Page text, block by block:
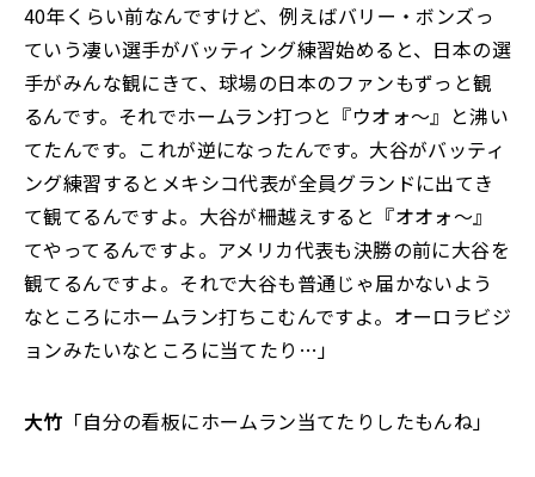
40年くらい前なんですけど、例えばバリー・ボンズっ
ていう凄い選手がバッティング練習始めると、日本の選
手がみんな観にきて、球場の日本のファンもずっと観
るんです。それでホームラン打つと『ウオォ～』と沸い
てたんです。これが逆になったんです。大谷がバッティ
ング練習するとメキシコ代表が全員グランドに出てき
て観てるんですよ。大谷が柵越えすると『オオォ～』
てやってるんですよ。アメリカ代表も決勝の前に大谷を
観てるんですよ。それで大谷も普通じゃ届かないよう
なところにホームラン打ちこむんですよ。オーロラビジ
ョンみたいなところに当てたり…」
大竹 「自分の看板にホームラン当てたりしたもんね」